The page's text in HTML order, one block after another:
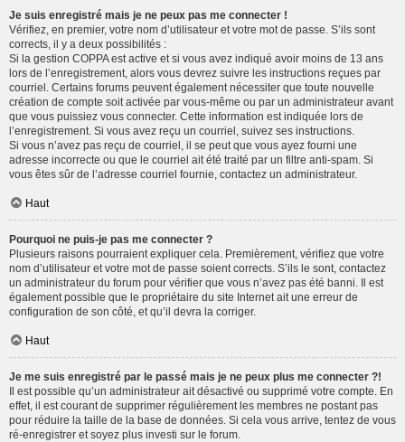
Je suis enregistré mais je ne peux pas me connecter !
Vérifiez, en premier, votre nom d’utilisateur et votre mot de passe. S’ils sont
corrects, il y a deux possibilités :
Si la gestion COPPA est active et si vous avez indiqué avoir moins de 13 ans
lors de l’enregistrement, alors vous devrez suivre les instructions reçues par
courriel. Certains forums peuvent également nécessiter que toute nouvelle
création de compte soit activée par vous-même ou par un administrateur avant
que vous puissiez vous connecter. Cette information est indiquée lors de
l’enregistrement. Si vous avez reçu un courriel, suivez ses instructions.
Si vous n’avez pas reçu de courriel, il se peut que vous ayez fourni une
adresse incorrecte ou que le courriel ait été traité par un filtre anti-spam. Si
vous êtes sûr de l’adresse courriel fournie, contactez un administrateur.
Haut
Pourquoi ne puis-je pas me connecter ?
Plusieurs raisons pourraient expliquer cela. Premièrement, vérifiez que votre
nom d’utilisateur et votre mot de passe soient corrects. S’ils le sont, contactez
un administrateur du forum pour vérifier que vous n’avez pas été banni. Il est
également possible que le propriétaire du site Internet ait une erreur de
configuration de son côté, et qu’il devra la corriger.
Haut
Je me suis enregistré par le passé mais je ne peux plus me connecter ?!
Il est possible qu’un administrateur ait désactivé ou supprimé votre compte. En
effet, il est courant de supprimer régulièrement les membres ne postant pas
pour réduire la taille de la base de données. Si cela vous arrive, tentez de vous
ré-enregistrer et soyez plus investi sur le forum.